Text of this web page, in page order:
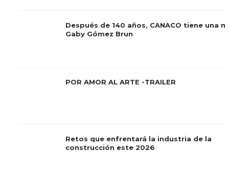
Después de 140 años, CANACO tiene una
Gaby Gómez Brun
POR AMOR AL ARTE -TRAILER
Retos que enfrentará la industria de la
construcción este 2026